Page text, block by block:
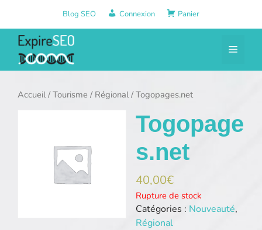
contenu
Blog SEO Connexion Panier
Menu
Accueil/Tourisme / Régional/ Togopages.net
Togopage
s.net
40,00€
Rupture de stock
Catégories : Nouveauté,
Régional